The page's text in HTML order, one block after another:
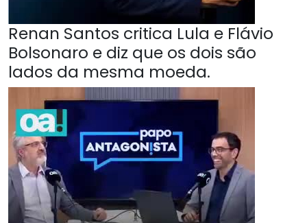
Renan Santos critica Lula e Flávio
Bolsonaro e diz que os dois são
lados da mesma moeda.